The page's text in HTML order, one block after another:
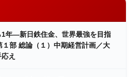
1年―新日鉄住金、世界最強を目指
総論（１）中期経営計画／大
え